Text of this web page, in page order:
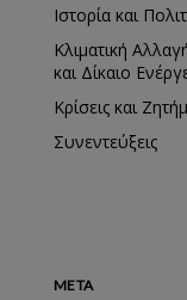
Ιστορία και
Κλιματική
και Δίκαιο
Κρίσεις και
Συνεντεύξεις
META